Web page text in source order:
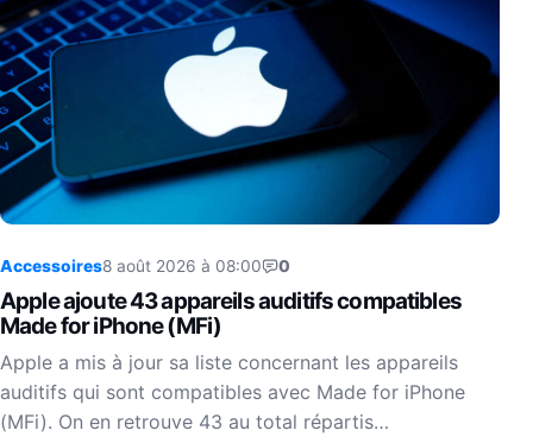
Accessoires8 août 2026 à 08:00 0
Apple ajoute 43 appareils auditifs compatibles
Made for iPhone (MFi)
Apple a mis à jour sa liste concernant les appareils
auditifs qui sont compatibles avec Made for iPhone
(MFi). On en retrouve 43 au total répartis…